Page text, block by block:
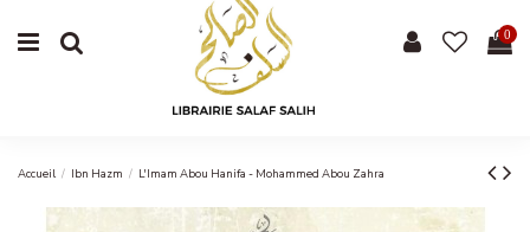
0
Accueil Ibn Hazm L'Imam Abou Hanifa - Mohammed Abou Zahra